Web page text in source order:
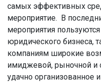
самых эффективных
мероприятие. В
мероприятия
юридического бизнеса,
компаниям широкие
имиджевой, рыночной и
удачно